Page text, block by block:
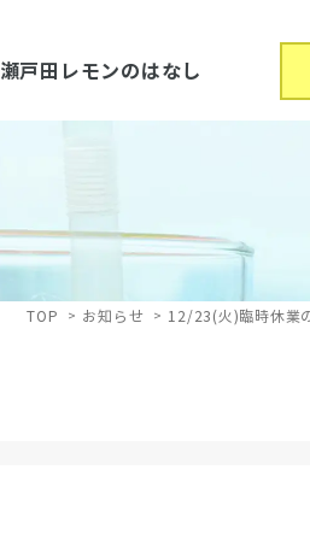
瀬戸田レモンのはなし
TOP お知らせ 12/23(火)臨時休業